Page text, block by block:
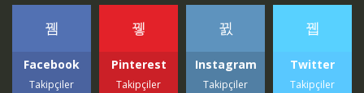
Facebook
Takipçiler
Pinterest
Takipçiler
Instagram
Takipçiler
Twitter
Takipçiler